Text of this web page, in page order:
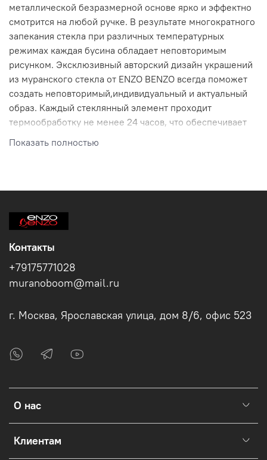
металлической безразмерной основе ярко и эффектно
смотрится на любой ручке. В результате многократного
запекания стекла при различных температурных
режимах каждая бусина обладает неповторимым
рисунком. Эксклюзивный авторский дизайн украшений
из муранского стекла от ENZO BENZO всегда поможет
создать неповторимый,индивидуальный и актуальный
образ. Каждый стеклянный элемент проходит
термообработку не менее 24 часов, что обеспечивает
Показать полностью
О нас
Клиентам
Контакты
+79175771028
muranoboom@mail.ru
г. Москва, Ярославская улица, дом 8/6, офис 523